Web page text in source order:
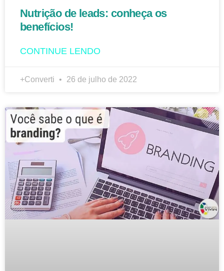
Nutrição de leads: conheça os
benefícios!
CONTINUE LENDO
+Converti 26 de julho de 2022